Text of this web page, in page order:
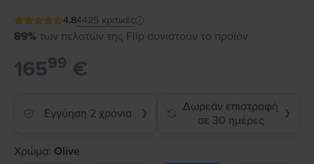
4.84425 κριτικές
89% των πελατών της Flip συνιστούν το προϊόν
16599 €
Εγγύηση 2 χρόνια ❯
Δωρεάν επιστροφή
σε 30 ημέρες
❯
Χρώμα: Olive